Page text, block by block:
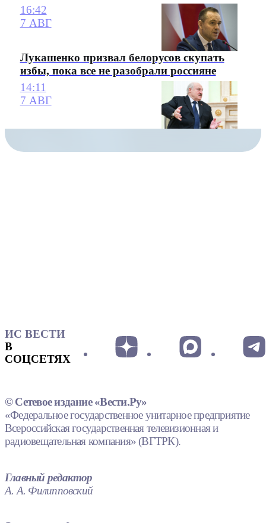
16:42
7 АВГ
Лукашенко призвал белорусов скупать
избы, пока все не разобрали россияне
14:11
7 АВГ
ИС ВЕСТИ
В
СОЦСЕТЯХ
© Сетевое издание «Вести.Ру»
«Федеральное государственное унитарное предприятие
Всероссийская государственная телевизионная и
радиовещательная компания» (ВГТРК).
Главный редактор
А. А. Филипповский